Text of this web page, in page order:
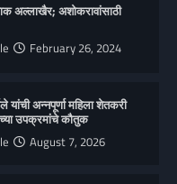
अल्लाखैर; अशोकरावांसाठी
February 26, 2024
यांची अन्नपूर्णा महिला शेतकरी
उपक्रमांचे कौतुक
August 7, 2026